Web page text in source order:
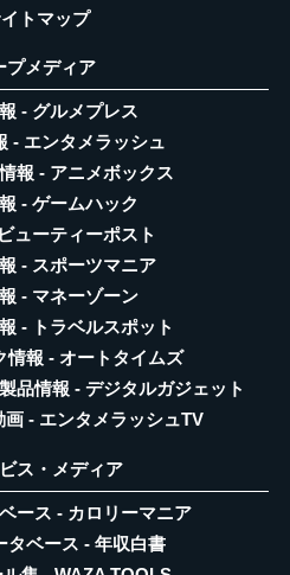
トマップ
プメディア
- グルメプレス
- エンタメラッシュ
報 - アニメボックス
- ゲームハック
ューティーポスト
- スポーツマニア
- マネーゾーン
- トラベルスポット
情報 - オートタイムズ
品情報 - デジタルガジェット
- エンタメラッシュTV
ス・メディア
ース - カロリーマニア
タベース - 年収白書